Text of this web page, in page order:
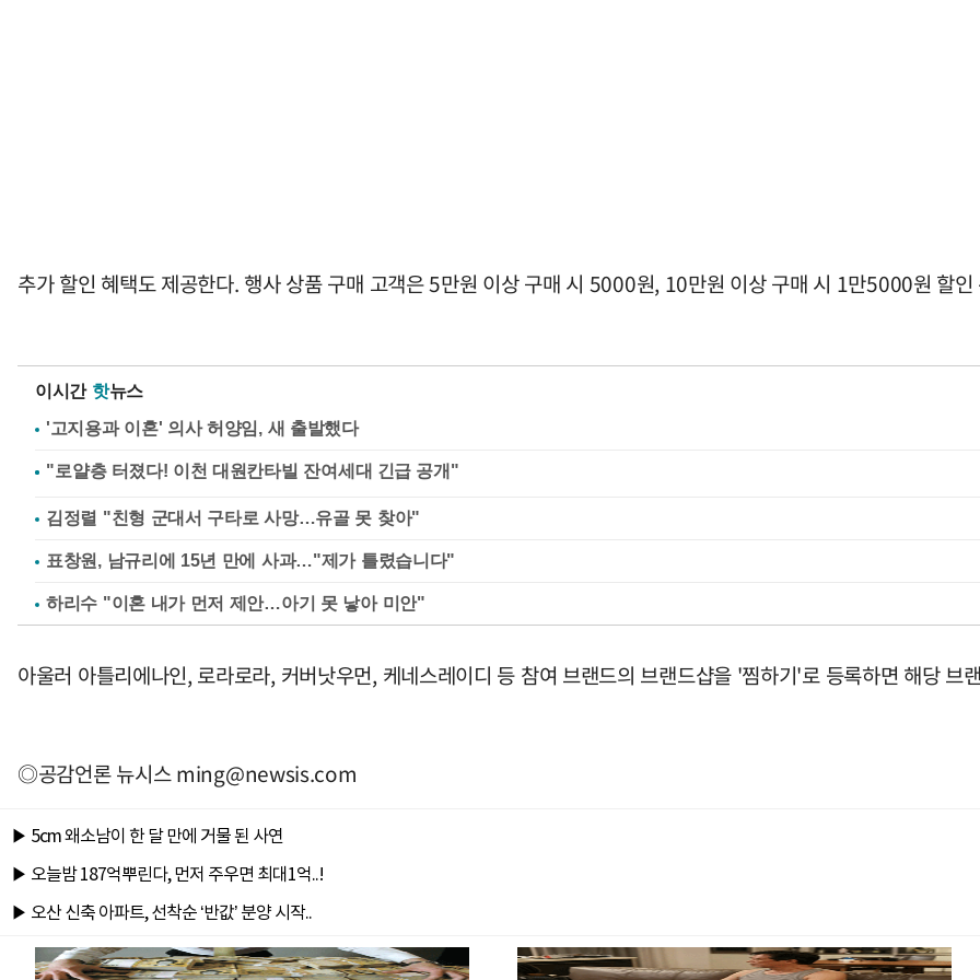
추가 할인 혜택도 제공한다. 행사 상품 구매 고객은 5만원 이상 구매 시 5000원, 10만원 이상 구매 시 1만5000원 할인
이시간 핫뉴스
'고지용과 이혼' 의사 허양임, 새 출발했다
김정렬 "친형 군대서 구타로 사망…유골 못 찾아"
표창원, 남규리에 15년 만에 사과…"제가 틀렸습니다"
하리수 "이혼 내가 먼저 제안…아기 못 낳아 미안"
아울러 아틀리에나인, 로라로라, 커버낫우먼, 케네스레이디 등 참여 브랜드의 브랜드샵을 '찜하기'로 등록하면 해당
◎공감언론 뉴시스ming@newsis.com